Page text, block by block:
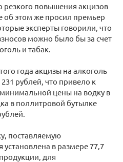
резкого повышения акцизов
об этом же просил премьер
эксперты говорили, что
можно было бы за счет
и табак.
года акцизы на алкоголь
рублей, что привело к
цены на водку в
в поллитровой бутылке
поставляемую
в размере 77,7
для